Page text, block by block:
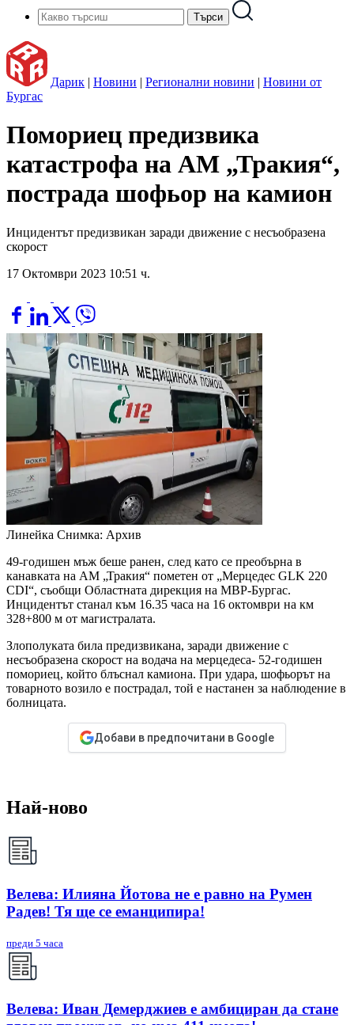
Дарик | Новини | Регионални новини | Новини от
Бургас
Помориец предизвика
катастрофа на АМ „Тракия“,
пострада шофьор на камион
Инцидентът предизвикан заради движение с несъобразена
скорост
17 Октомври 2023 10:51 ч.
Линейка Снимка: Архив
49-годишен мъж беше ранен, след като се преобърна в
канавката на АМ „Тракия“ пометен от „Мерцедес GLK 220
CDI“, съобщи Областната дирекция на МВР-Бургас.
Инцидентът станал към 16.35 часа на 16 октомври на км
328+800 м от магистралата.
Злополуката била предизвикана, заради движение с
несъобразена скорост на водача на мерцедеса- 52-годишен
помориец, който блъснал камиона. При удара, шофьорът на
товарното возило е пострадал, той е настанен за наблюдение в
болницата.
Добави в предпочитани в Google
Най-ново
Велева: Илияна Йотова не е равно на Румен
Радев! Тя ще се еманципира!
преди 5 часа
Велева: Иван Демерджиев е амбициран да стане